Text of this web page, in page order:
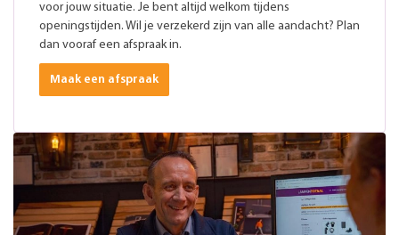
voor jouw situatie. Je bent altijd welkom tijdens
openingstijden. Wil je verzekerd zijn van alle aandacht? Plan
dan vooraf een afspraak in.
Maak een afspraak